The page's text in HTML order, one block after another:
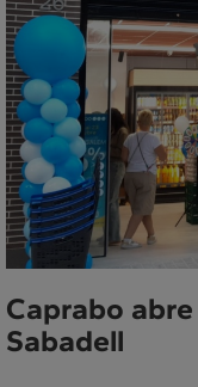
Caprabo
Sabadell